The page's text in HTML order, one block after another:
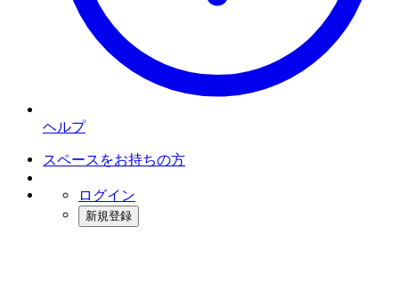
ヘルプ
スペースをお持ちの方
ログイン
新規登録